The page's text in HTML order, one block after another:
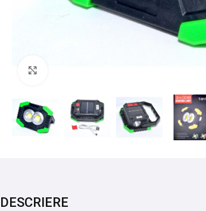
DESCRIERE